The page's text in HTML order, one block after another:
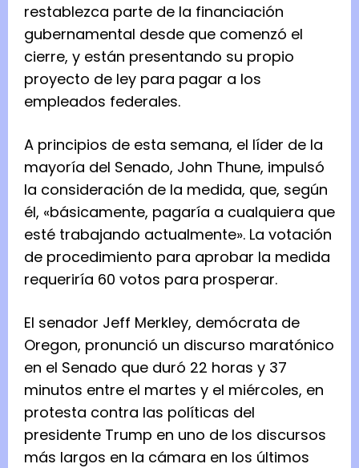
restablezca parte de la financiación
gubernamental desde que comenzó el
cierre, y están presentando su propio
proyecto de ley para pagar a los
empleados federales.
A principios de esta semana, el líder de la
mayoría del Senado, John Thune, impulsó
la consideración de la medida, que, según
él, «básicamente, pagaría a cualquiera que
esté trabajando actualmente». La votación
de procedimiento para aprobar la medida
requeriría 60 votos para prosperar.
El senador Jeff Merkley, demócrata de
Oregon, pronunció un discurso maratónico
en el Senado que duró 22 horas y 37
minutos entre el martes y el miércoles, en
protesta contra las políticas del
presidente Trump en uno de los discursos
más largos en la cámara en los últimos